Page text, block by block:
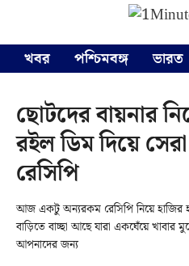
content
খবর
পশ্চিমবঙ্গ ভারত
ছোটদের বায়নার
রইল ডিম দিয়ে
রেসিপি
আজ একটু অন্যরকম রেসিপি নিয়ে হাজির
বাড়িতে বাচ্ছা আছে যারা একঘেঁয়ে
আপনাদের জন্য